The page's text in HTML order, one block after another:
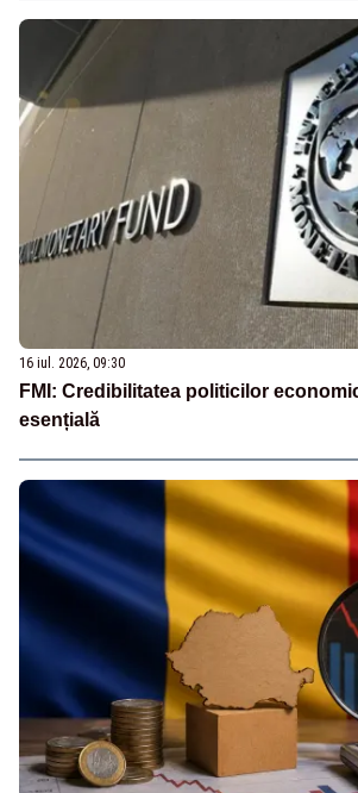
16 iul. 2026, 09:30
FMI: Credibilitatea politicilor
esențială